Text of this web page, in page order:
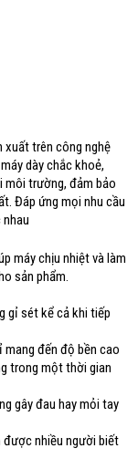
xuất trên công nghệ
dày chắc khoẻ,
môi trường, đảm bảo
Đáp ứng mọi nhu cầu
máy chịu nhiệt và làm
sản phẩm.
gỉ sét kể cả khi tiếp
mang đến độ bền cao
trong một thời gian
gây đau hay mỏi tay
được nhiều người biết